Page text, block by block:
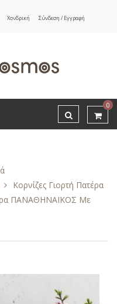
Χονδρική Σύνδεση / Εγγραφή
0
Κορνίζες Γιορτή Πατέρα
ΠΑΝΑΘΗΝΑΪΚΟΣ Με